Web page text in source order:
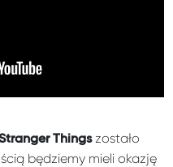
Thingszostało
będziemy mieli okazję